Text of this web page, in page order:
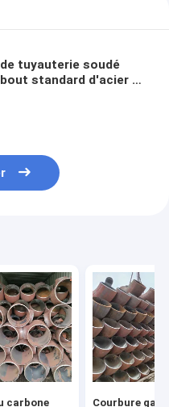
tuyauterie soudé
standard d'acier au
carbone Courbure